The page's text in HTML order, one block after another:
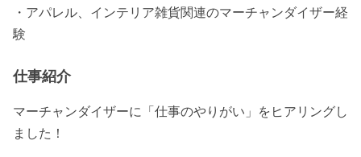
・アパレル、インテリア雑貨関連のマーチャンダイザー経
験
仕事紹介
マーチャンダイザーに「仕事のやりがい」をヒアリングし
ました！